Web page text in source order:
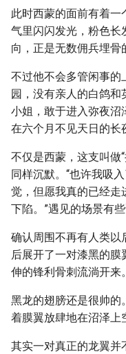
此时西蒙的面前有着
气里闪闪发光，粉色长
向，正是无数佣兵埋骨
不过他不会多管闲事的
园，没有亲人的白鸽
小姐，敢于进入弥夜
在六个月不见天日的长
不仅是西蒙，这支叫做
同样沉默。“也许我吸
觉，但愿我真的已经走
下陷。”遇见的场景有
确认周围不再有人类以
后展开了一对漆黑的
伸的锋利骨刺流淌开来。
黑龙的翅膀还是很帅的
着膜翼放肆地在沼泽上
其实一对真正的龙翼并